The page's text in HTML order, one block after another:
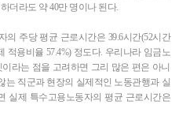
더라도 약 40만 명이나 된다.
의 주당 평균 근로시간은 39.6시간(52시간
적용비율 57.4%) 정도다. 우리나라 임금노
라는 점을 고려하면 그리 많은 편은 아니
는 직군과 현장의 실제적인 노동관행과 실
실제 특수고용노동자의 평균 근로시간은